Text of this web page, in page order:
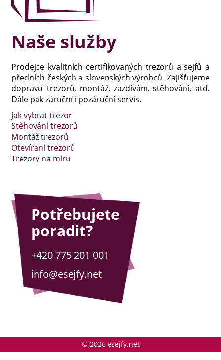
Naše služby
Prodejce kvalitních certifikovaných trezorů a sejfů a
předních českých a slovenských výrobců. Zajišťujeme
dopravu trezorů, montáž, zazdívání, stěhování, atd.
Dále pak záruční i pozáruční servis.
Jak vybrat trezor
Stěhování trezorů
Montáž trezorů
Otevíraní trezorů
Trezory na míru
Potřebujete
poradit?
+420 775 201 001
info@esejfy.net
© 2026 esejfy.net